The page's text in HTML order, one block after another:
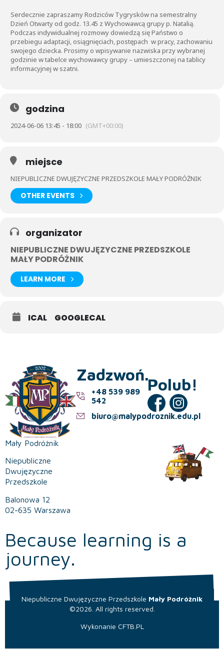
Serdecznie zapraszamy Rodziców Tygrysków na semestralny
Dzień Otwarty od godz. 13.45 z Wychowawcą grupy p. Natalią.
Podczas indywidualnej rozmowy dowiedzą się Państwo o
przebiegu adaptacji, osiągnięciach, postępach w pracy, zachowaniu
swojego dziecka. Prosimy o wpisywanie nazwiska przy wybranej
godzinie w tabelce wychowawcy grupy – umieszczonej na tablicy
informacyjnej w szatni.
godzina
2024-06-06 13:45 - 18:00 (GMT+00:00)
miejsce
NIEPUBLICZNE DWUJĘZYCZNE PRZEDSZKOLE MAŁY PODRÓŻNIK
OTHER EVENTS
organizator
NIEPUBLICZNE DWUJĘZYCZNE PRZEDSZKOLE
MAŁY PODRÓŻNIK
LEARN MORE
ICAL GOOGLECAL
Mały Podróżnik
Niepubliczne
Dwujęzyczne
Przedszkole
Balonowa 12
02-635 Warszawa
Zadzwoń.
+48 539 989
542
biuro@malypodroznik.edu.pl
Polub!
Because learning is a
journey.
Niepubliczne Dwujęzyczne Przedszkole Mały Podróżnik
©2026. All rights reserved.
Wykonanie CFTB.PL